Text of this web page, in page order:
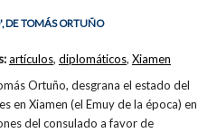
DE TOMÁS ORTUÑO
Ortuño, desgrana el estado del
en Xiamen (el Emuy de la época) en
del consulado a favor de
artículos, diplomáticos, Xiamen